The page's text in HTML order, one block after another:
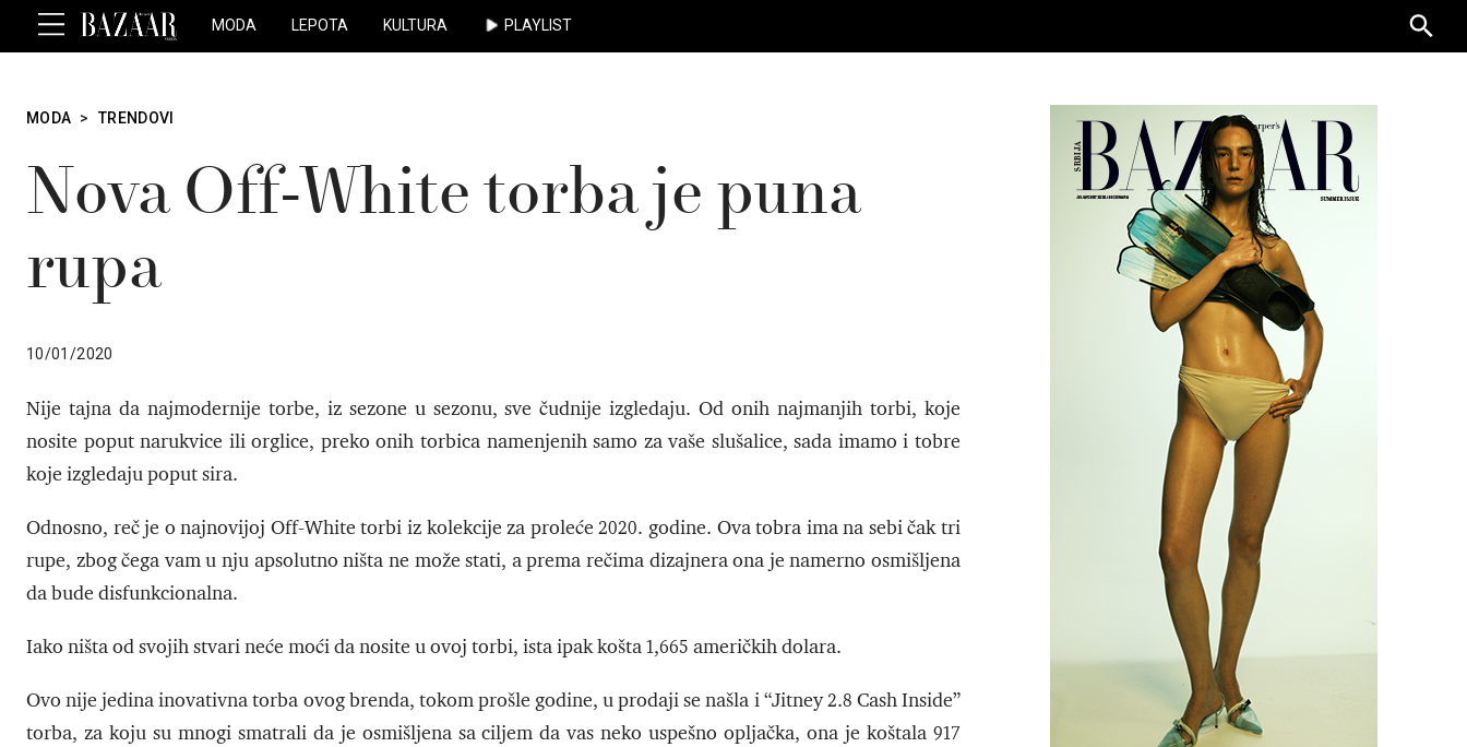
MODA LEPOTA KULTURA PLAYLIST
for:
MODA > TRENDOVI
Nova Off-White torba je puna
rupa
10/01/2020
Nije tajna da najmodernije torbe, iz sezone u sezonu, sve čudnije izgledaju. Od onih najmanjih torbi, koje
nosite poput narukvice ili orglice, preko onih torbica namenjenih samo za vaše slušalice, sada imamo i tobre
koje izgledaju poput sira.
Odnosno, reč je o najnovijoj Off-White torbi iz kolekcije za proleće 2020. godine. Ova tobra ima na sebi čak tri
rupe, zbog čega vam u nju apsolutno ništa ne može stati, a prema rečima dizajnera ona je namerno osmišljena
da bude disfunkcionalna.
Iako ništa od svojih stvari neće moći da nosite u ovoj torbi, ista ipak košta 1,665 američkih dolara.
Ovo nije jedina inovativna torba ovog brenda, tokom prošle godine, u prodaji se našla i “Jitney 2.8 Cash Inside”
torba, za koju su mnogi smatrali da je osmišljena sa ciljem da vas neko uspešno opljačka, ona je koštala 917